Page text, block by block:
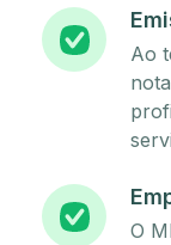
Ao
O